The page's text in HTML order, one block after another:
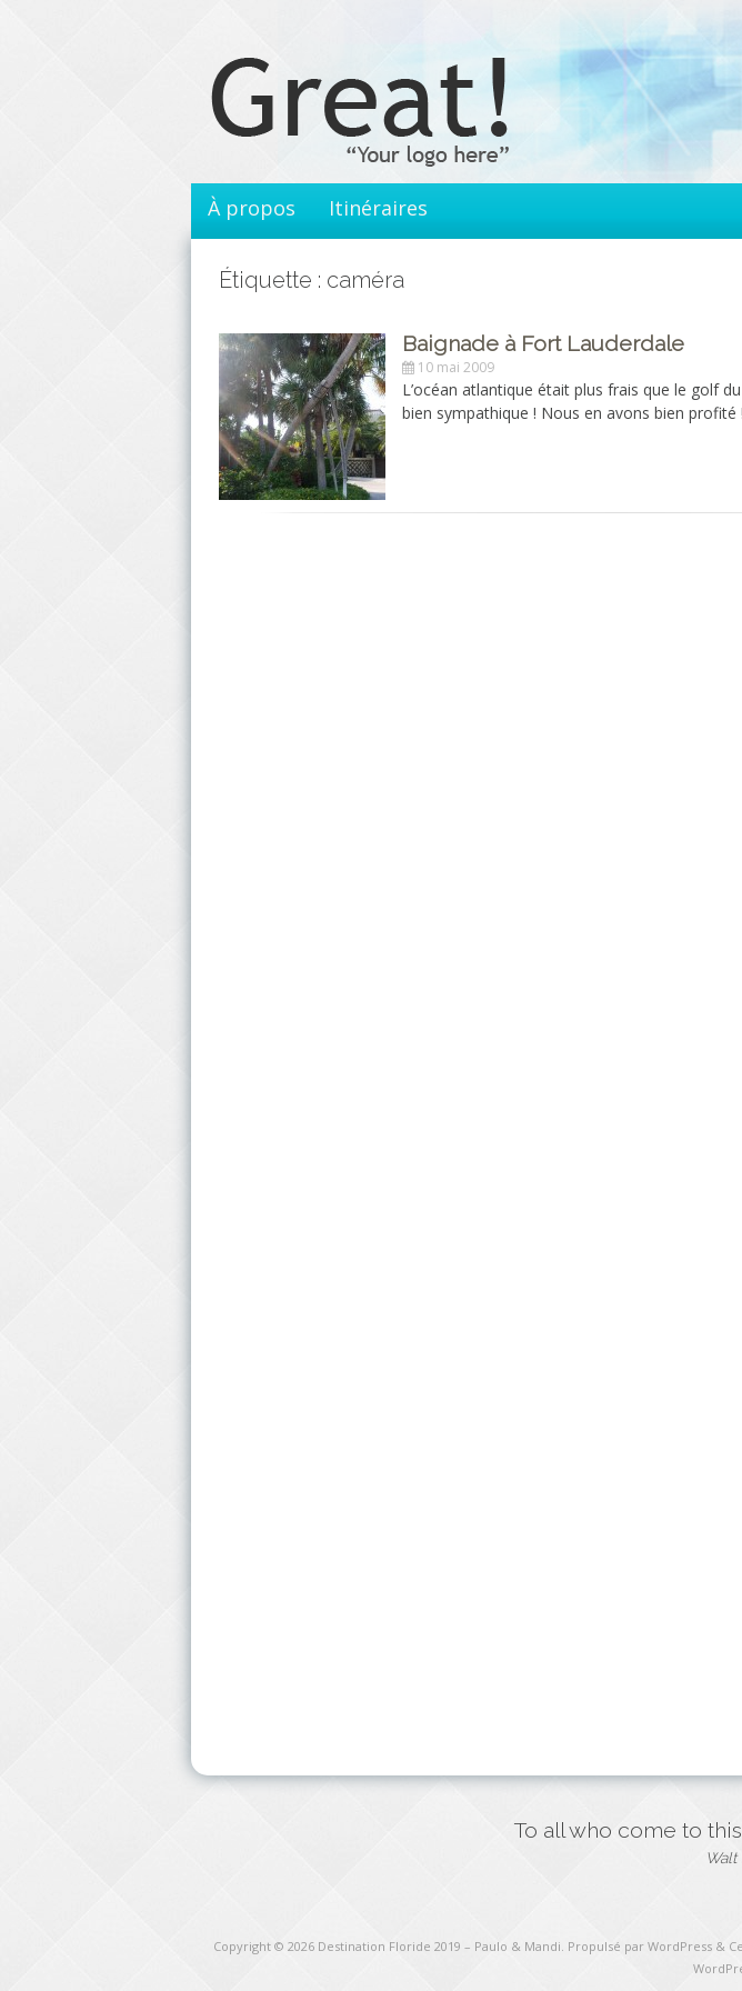
contenu
principal
À propos Itinéraires
Étiquette : caméra
Baignade à Fort Lauderdale
10 mai 2009
L’océan atlantique était plus frais que le golf
bien sympathique ! Nous en avons bien profité !
To all who come to
Walt
Copyright © 2026 Destination Floride 2019 – Paulo & Mandi. Propulsé par WordPress &